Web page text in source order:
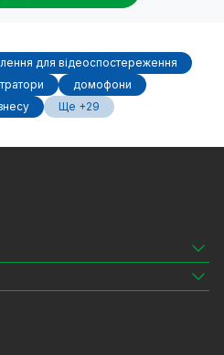
для відеоспостереження
домофони
Ще +29